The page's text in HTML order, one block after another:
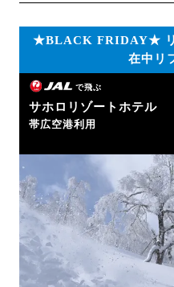
★BLACK FRIDAY★ リ
在中リ
で飛ぶ
サホロリゾートホテル
帯広空港利用